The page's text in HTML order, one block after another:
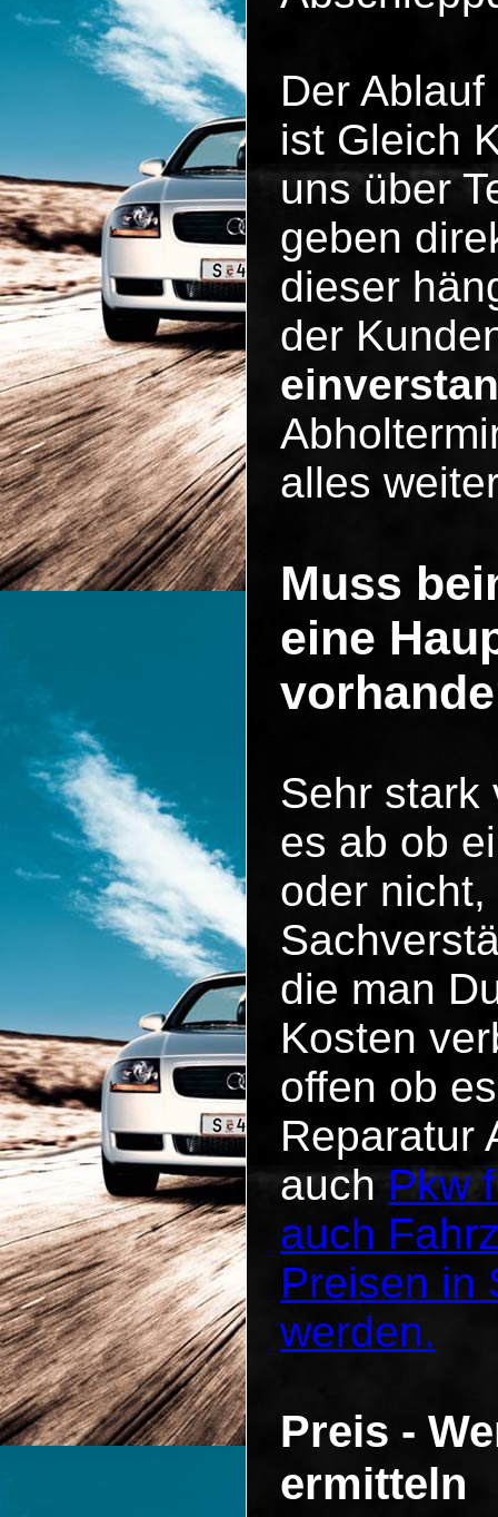
Der
ist Gleich
uns über
geben
dieser
der
alles
Muss
eine
Sehr stark
es ab ob
oder
die man
Kosten
offen ob
Reparatur
auch Pkw
auch
Preisen in
werden.
Preis -
ermitteln